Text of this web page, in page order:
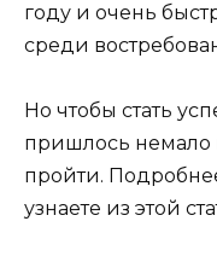
году и очень
среди
Но чтобы стать
пришлось немало
пройти.
узнаете из этой